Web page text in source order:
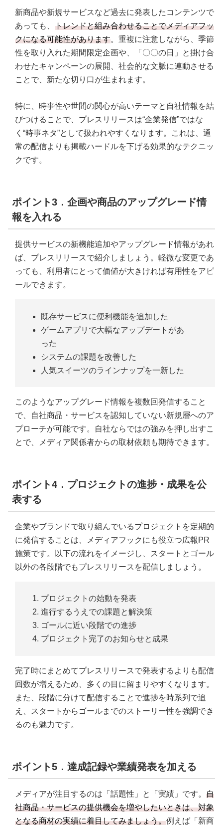
新商品や新規サービスなど過去に発表したコンテンツで
あっても、 トレンドと組み合わせることでメディアフッ
クになる可能性があります。重複に注意しながら、季節
性を取り入れた期間限定企画や、「〇〇の日」と掛け合
わせたキャンペーンの展開、社会的な文脈に連動させる
ことで、新たな切り口が生まれます。
特に、時事性や世間の関心が高いテーマと自社情報を結
びつけることで、プレスリリースは“企業発信”ではな
く“時事ネタ”として扱われやすくなります。これは、通
常の配信よりも掲載ハードルを下げる効果的なテクニッ
クです。
ポイント3．企画や商品のアップグレード情
報を入れる
提供サービスの新機能追加やアップグレード情報があれ
ば、プレスリリースで紹介しましょう。軽微な変更であ
っても、利用者にとって価値が大きければ有用性をアピ
ールできます。
既存サービスに便利機能を追加した
ゲームアプリで大幅なアップデートがあ
った
システムの課題を改善した
人気スイーツのラインナップを一新した
このようなアップグレード情報を複数回発信すること
で、自社商品・サービスを認知していない新規層へのア
プローチが可能です。自社ならではの強みを押し出すこ
とで、メディア関係者からの取材依頼も期待できます。
ポイント4．プロジェクトの進捗・成果を公
表する
企業やブランドで取り組んでいるプロジェクトを定期的
に発信することは、メディアフックにも役立つ広報PR
施策です。以下の流れをイメージし、スタートとゴール
以外の各段階でもプレスリリースを配信しましょう。
プロジェクトの始動を発表
進行するうえでの課題と解決策
ゴールに近い段階での進捗
プロジェクト完了のお知らせと成果
完了時にまとめてプレスリリースで発表するよりも配信
回数が増えるため、多くの目に留まりやすくなります。
また、段階に分けて配信することで進捗を時系列で追
え、スタートからゴールまでのストーリー性を強調でき
るのも魅力です。
ポイント5．達成記録や業績発表を加える
メディアが注目するのは「話題性」と「実績」です。 自
社商品・サービスの提供機会を増やしたいときは、対象
となる商材の実績に着目してみましょう。例えば「新商